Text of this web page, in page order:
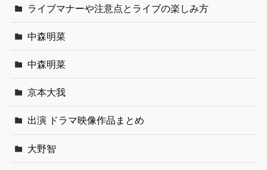
ライブマナーや注意点とライブの楽しみ方
中森明菜
中森明菜
京本大我
出演 ドラマ映像作品まとめ
大野智